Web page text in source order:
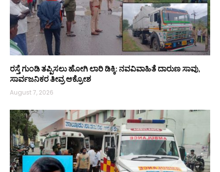
ರಸ್ತೆ ಗುಂಡಿ ತಪ್ಪಿಸಲು ಹೋಗಿ ಲಾರಿ ಡಿಕ್ಕಿ: ನವವಿವಾಹಿತೆ ದಾರುಣ ಸಾವು,
ಸಾರ್ವಜನಿಕರ ತೀವ್ರ ಆಕ್ರೋಶ
August 7, 2026